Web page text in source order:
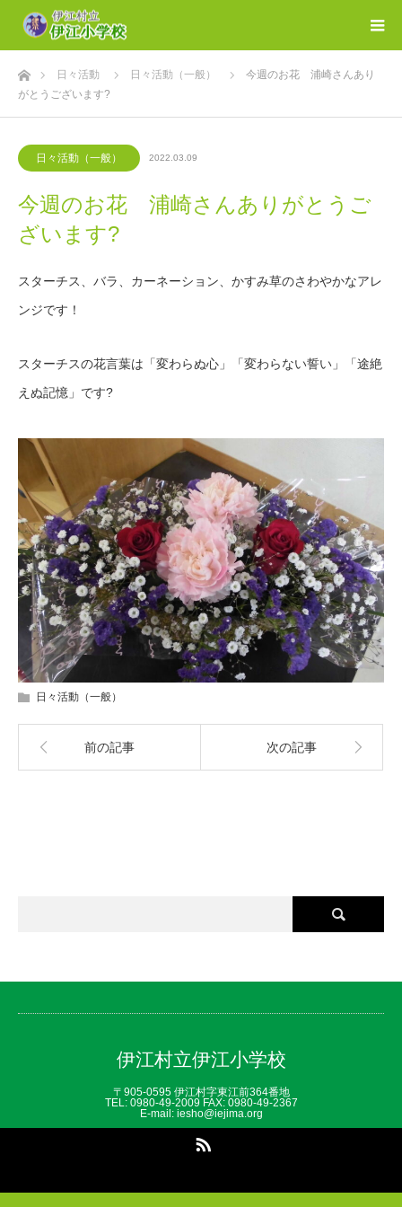
ホーム日々活動 日々活動（一般）
今週のお花 浦崎さんあり
がとうございます?
日々活動（一般） 2022.03.09
今週のお花 浦崎さんありがとうご
ざいます?
スターチス、バラ、カーネーション、かすみ草のさわやかなアレ
ンジです！
スターチスの花言葉は「変わらぬ心」「変わらない誓い」「途絶
えぬ記憶」です?
日々活動（一般）
前の記事 次の記事
伊江村立伊江小学校
〒905-0595 伊江村字東江前364番地
TEL: 0980‐49‐2009 FAX: 0980‐49‐2367
E-mail: iesho@iejima.org